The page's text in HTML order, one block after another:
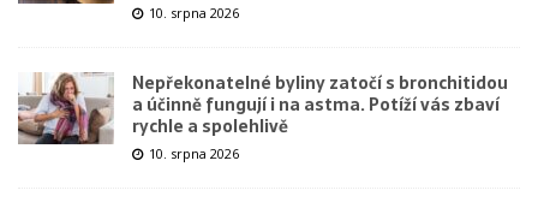
10. srpna 2026
Nepřekonatelné byliny zatočí s bronchitidou
a účinně fungují i na astma. Potíží vás zbaví
rychle a spolehlivě
10. srpna 2026